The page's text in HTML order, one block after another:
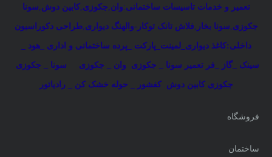
تعمیر و خدمات تاسیسات ساختمانی:وان جکوزی ,کابین دوش سونا
جکوزی سونا بخار فلاش تانک توکار-والهنگ دیواری ,طراحی دکوراسیون
داخلی:کاغذ دیواری_لمینت_پارکت _پرده ساختمانی و اداری _هود _
سینک _گاز _فر تعمیر سونا _ جکوزی وان _ جکوزی سونا _ جکوزی
جکوزی کابین دوش کفشور _ حوله خشک کن _ رادیاتور
فروشگاه
ساختمان